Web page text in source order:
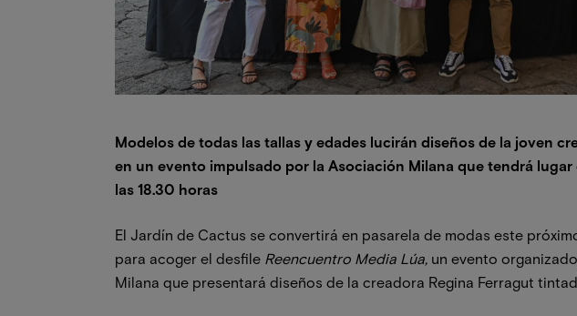
Modelos de todas las tallas y edades lucirán diseños de la joven
en un evento impulsado por la Asociación Milana que tendrá lugar
las 18.30 horas
El Jardín de Cactus se convertirá en pasarela de modas este
para acoger el desfile Reencuentro Media Lúa, un evento
Milana que presentará diseños de la creadora Regina Ferragut